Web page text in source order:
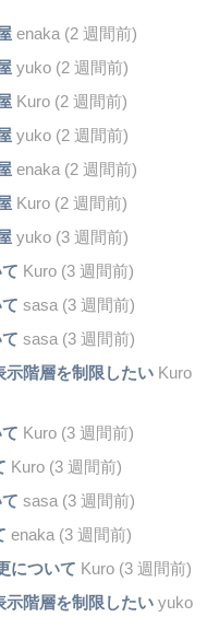
enaka (2 週間前)
yuko (2 週間前)
Kuro (2 週間前)
yuko (2 週間前)
enaka (2 週間前)
Kuro (2 週間前)
yuko (3 週間前)
Kuro (3 週間前)
sasa (3 週間前)
sasa (3 週間前)
示階層を制限したいKuro
Kuro (3 週間前)
Kuro (3 週間前)
sasa (3 週間前)
enaka (3 週間前)
について Kuro (3 週間前)
示階層を制限したいyuko